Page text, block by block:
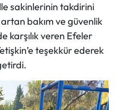
sakinlerinin takdirini
bakım ve güvenlik
karşılık veren Efeler
teşekkür ederek